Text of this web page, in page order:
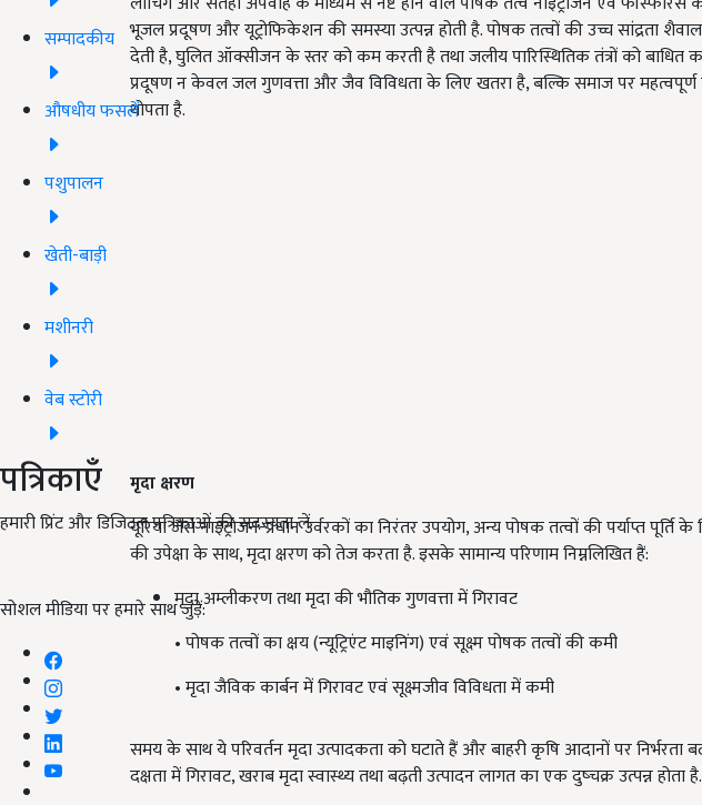
सम्पादकीय
औषधीय फसलें
पशुपालन
खेती-बाड़ी
मशीनरी
वेब स्टोरी
पत्रिकाएँ
हमारी प्रिंट और डिजिटल पत्रिकाओं की सदस्यता लें
सोशल मीडिया पर हमारे साथ जुड़ें:
भूजल प्रदूषण और यूट्रोफिकेशन की समस्या उत्पन्न होती है. पोषक तत्वों की उच्च सांद्रता
देती है, घुलित ऑक्सीजन के स्तर को कम करती है तथा जलीय पारिस्थितिक तंत्रों को बाधित
प्रदूषण न केवल जल गुणवत्ता और जैव विविधता के लिए खतरा है, बल्कि समाज पर महत्वपूर्ण
थोपता है.
मृदाक्षरण
यूरिया जैसे नाइट्रोजन-प्रधान उर्वरकों का निरंतर उपयोग, अन्य पोषक तत्वों की पर्याप्त पूर्ति
की उपेक्षा के साथ, मृदा क्षरण को तेज करता है. इसके सामान्य परिणाम निम्नलिखित हैं:
मृदा अम्लीकरण तथा मृदा की भौतिक गुणवत्ता में गिरावट
• पोषक तत्वों का क्षय (न्यूट्रिएंट माइनिंग) एवं सूक्ष्म पोषक तत्वों की कमी
• मृदा जैविक कार्बन में गिरावट एवं सूक्ष्मजीव विविधता में कमी
समय के साथ ये परिवर्तन मृदा उत्पादकता को घटाते हैं और बाहरी कृषि आदानों पर
दक्षता में गिरावट, खराब मृदा स्वास्थ्य तथा बढ़ती उत्पादन लागत का एक दुष्चक्र उत्पन्न होता है.